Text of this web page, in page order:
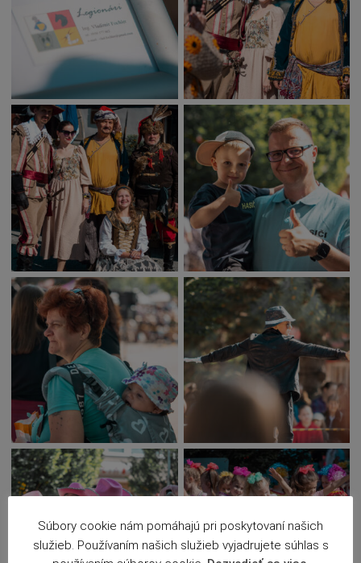
Súbory cookie nám pomáhajú pri poskytovaní našich
služieb. Používaním našich služieb vyjadrujete súhlas s